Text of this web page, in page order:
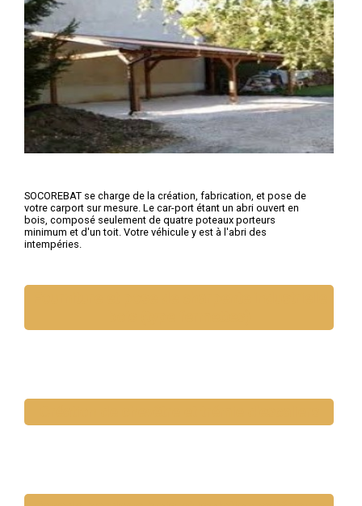
SOCOREBAT se charge de la création, fabrication, et pose de
votre carport sur mesure. Le car-port étant un abri ouvert en
bois, composé seulement de quatre poteaux porteurs
minimum et d'un toit. Votre véhicule y est à l'abri des
intempéries.